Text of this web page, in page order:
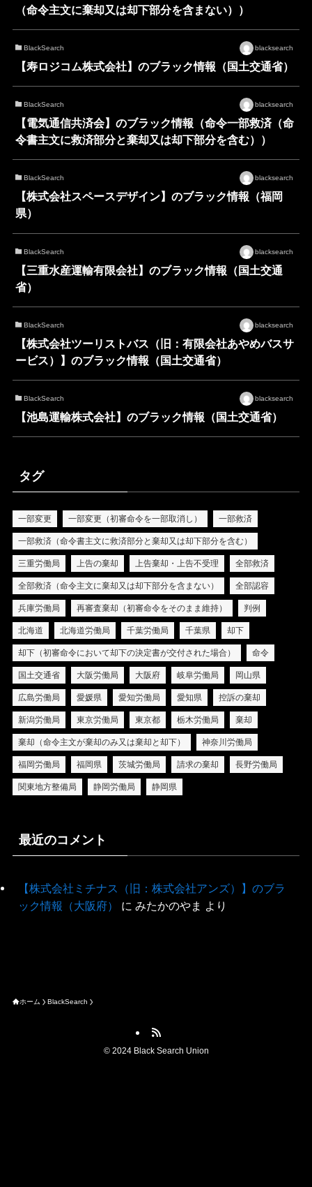
（命令主文に棄却又は却下部分を含まない））
BlackSearch blacksearch
【寿ロジコム株式会社】のブラック情報（国土交通省）
BlackSearch blacksearch
【電気通信共済会】のブラック情報（命令一部救済（命
令書主文に救済部分と棄却又は却下部分を含む））
BlackSearch blacksearch
【株式会社スペースデザイン】のブラック情報（福岡
県）
BlackSearch blacksearch
【三重水産運輸有限会社】のブラック情報（国土交通
省）
BlackSearch blacksearch
【株式会社ツーリストバス（旧：有限会社あやめバスサ
ービス）】のブラック情報（国土交通省）
BlackSearch blacksearch
【池島運輸株式会社】のブラック情報（国土交通省）
タグ
一部変更 一部変更（初審命令を一部取消し） 一部救済
一部救済（命令書主文に救済部分と棄却又は却下部分を含む）
三重労働局 上告の棄却 上告棄却・上告不受理 全部救済
全部救済（命令主文に棄却又は却下部分を含まない） 全部認容
兵庫労働局 再審査棄却（初審命令をそのまま維持） 判例
北海道 北海道労働局 千葉労働局 千葉県 却下
却下（初審命令において却下の決定書が交付された場合） 命令
国土交通省 大阪労働局 大阪府 岐阜労働局 岡山県
広島労働局 愛媛県 愛知労働局 愛知県 控訴の棄却
新潟労働局 東京労働局 東京都 栃木労働局 棄却
棄却（命令主文が棄却のみ又は棄却と却下） 神奈川労働局
福岡労働局 福岡県 茨城労働局 請求の棄却 長野労働局
関東地方整備局 静岡労働局 静岡県
最近のコメント
【株式会社ミチナス（旧：株式会社アンズ）】のブラ
ック情報（大阪府）
に みたかのやま より
ホーム BlackSearch
©2024 Black Search Union